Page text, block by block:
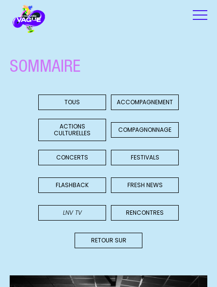
SOMMAIRE
TOUS ACCOMPAGNEMENT
ACTIONS
CULTURELLES
COMPAGNONNAGE
CONCERTS FESTIVALS
FLASHBACK FRESH NEWS
LNV TV RENCONTRES
RETOUR SUR